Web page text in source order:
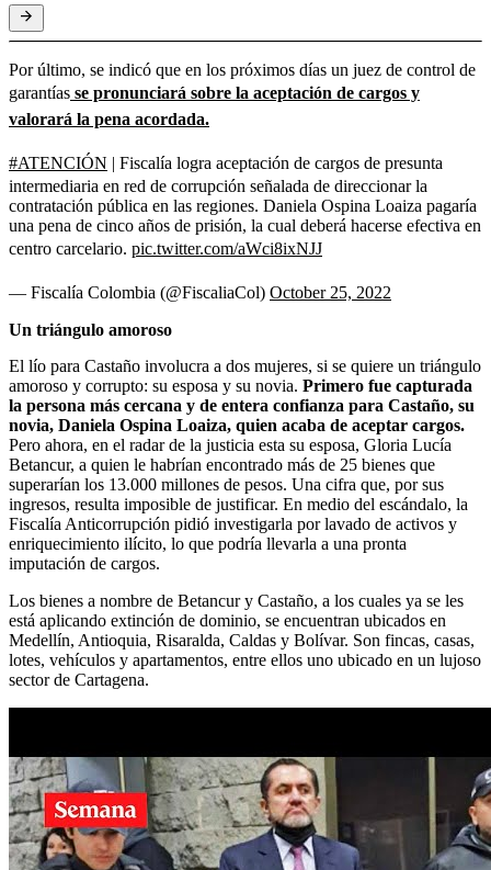
Por último, se indicó que en los próximos días un juez de control de
garantías se pronunciará sobre la aceptación de cargos y
valorará la pena acordada.
#ATENCIÓN | Fiscalía logra aceptación de cargos de presunta
intermediaria en red de corrupción señalada de direccionar la
contratación pública en las regiones. Daniela Ospina Loaiza pagaría
una pena de cinco años de prisión, la cual deberá hacerse efectiva en
centro carcelario. pic.twitter.com/aWci8ixNJJ
— Fiscalía Colombia (@FiscaliaCol) October 25, 2022
Un triángulo amoroso
El lío para Castaño involucra a dos mujeres, si se quiere un triángulo
amoroso y corrupto: su esposa y su novia. Primero fue capturada
la persona más cercana y de entera confianza para Castaño, su
novia, Daniela Ospina Loaiza, quien acaba de aceptar cargos.
Pero ahora, en el radar de la justicia esta su esposa, Gloria Lucía
Betancur, a quien le habrían encontrado más de 25 bienes que
superarían los 13.000 millones de pesos. Una cifra que, por sus
ingresos, resulta imposible de justificar. En medio del escándalo, la
Fiscalía Anticorrupción pidió investigarla por lavado de activos y
enriquecimiento ilícito, lo que podría llevarla a una pronta
imputación de cargos.
Los bienes a nombre de Betancur y Castaño, a los cuales ya se les
está aplicando extinción de dominio, se encuentran ubicados en
Medellín, Antioquia, Risaralda, Caldas y Bolívar. Son fincas, casas,
lotes, vehículos y apartamentos, entre ellos uno ubicado en un lujoso
sector de Cartagena.